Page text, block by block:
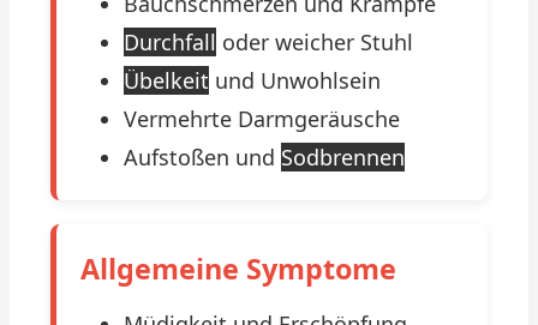
Durchfall oder weicher Stuhl
Übelkeit und Unwohlsein
Vermehrte Darmgeräusche
Aufstoßen und Sodbrennen
Allgemeine Symptome